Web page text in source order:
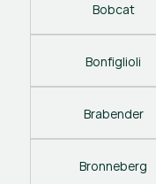
Bobcat
Bonfiglioli
Brabender
Bronneberg